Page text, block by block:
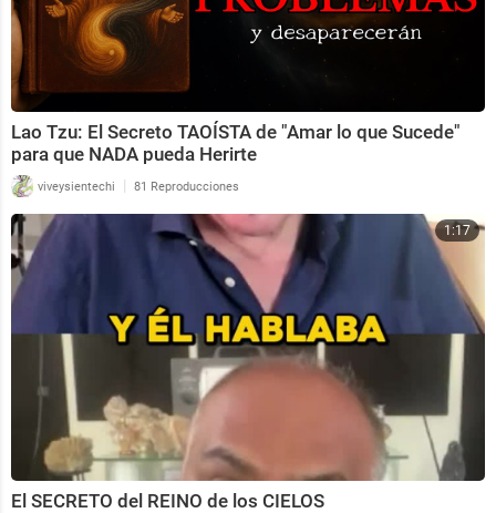
Lao Tzu: El Secreto TAOÍSTA de "Amar lo que Sucede"
para que NADA pueda Herirte
viveysientechi | 81 Reproducciones
1:17
El SECRETO del REINO de los CIELOS